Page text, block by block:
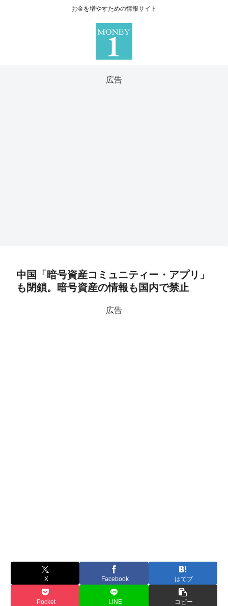
お金を増やすための情報サイト
広告
中国「暗号資産コミュニティー・アプリ」
も閉鎖。暗号資産の情報も国内で禁止
広告
X Facebook はてブ
Pocket LINE コピー